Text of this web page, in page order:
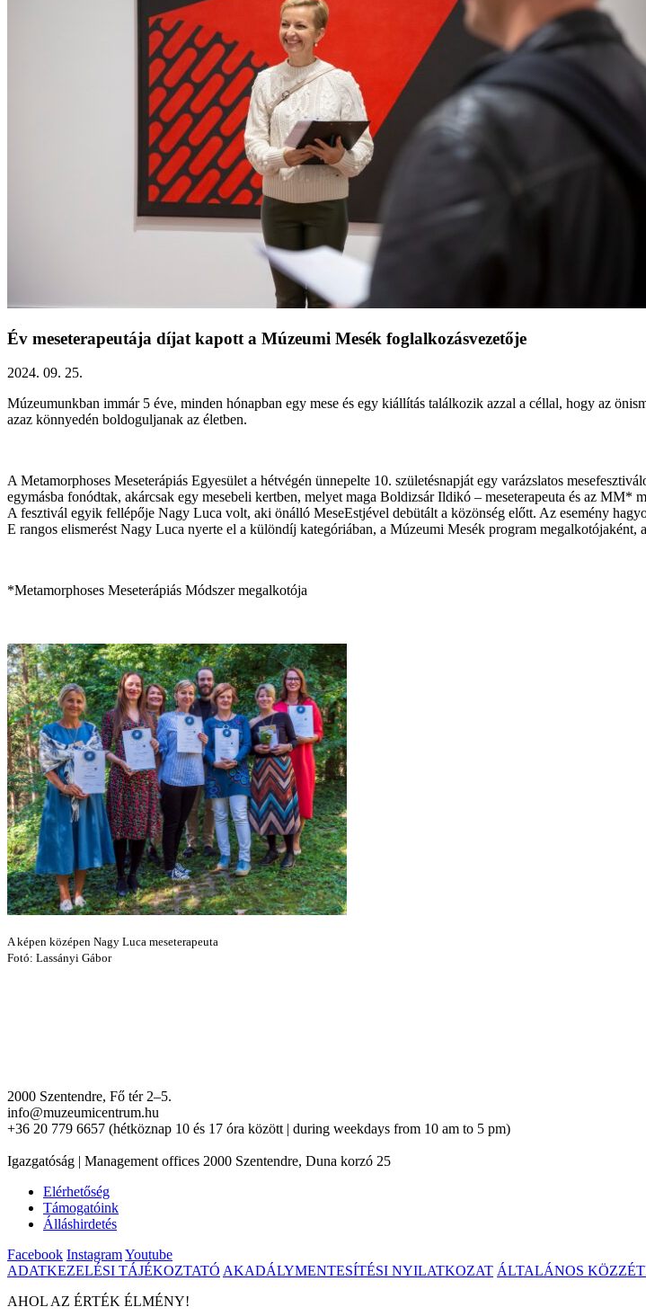
Év meseterapeutája díjat kapott a Múzeumi Mesék foglalkozásvezetője
2024. 09. 25.
Múzeumunkban immár 5 éve, minden hónapban egy mese és egy kiállítás találkozik azzal a céllal, hogy az
azaz könnyedén boldoguljanak az életben.
A Metamorphoses Meseterápiás Egyesület a hétvégén ünnepelte 10. születésnapját egy varázslatos
egymásba fonódtak, akárcsak egy mesebeli kertben, melyet maga Boldizsár Ildikó – meseterapeuta és az MM*
A fesztivál egyik fellépője Nagy Luca volt, aki önálló MeseEstjével debütált a közönség előtt. Az esemény
E rangos elismerést Nagy Luca nyerte el a különdíj kategóriában, a Múzeumi Mesék program
*Metamorphoses Meseterápiás Módszer megalkotója
A képen középen Nagy Luca meseterapeuta
Fotó: Lassányi Gábor
2000 Szentendre, Fő tér 2–5.
info@muzeumicentrum.hu
+36 20 779 6657 (hétköznap 10 és 17 óra között | during weekdays from 10 am to 5 pm)
Igazgatóság | Management offices 2000 Szentendre, Duna korzó 25
Elérhetőség
Támogatóink
Álláshirdetés
Facebook InstagramYoutube
ADATKEZELÉSI TÁJÉKOZTATÓ AKADÁLYMENTESÍTÉSI NYILATKOZAT ÁLTALÁNOS
AHOL AZ ÉRTÉK ÉLMÉNY!